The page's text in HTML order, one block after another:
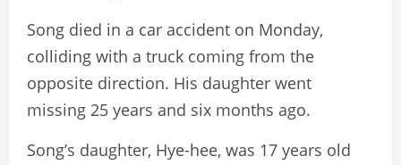
Song died in a car accident on Monday,
colliding with a truck coming from the
opposite direction. His daughter went
missing 25 years and six months ago.
Song’s daughter, Hye-hee, was 17 years old